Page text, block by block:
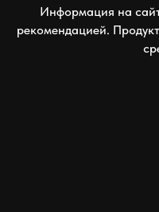
Информация на
рекомендацией.